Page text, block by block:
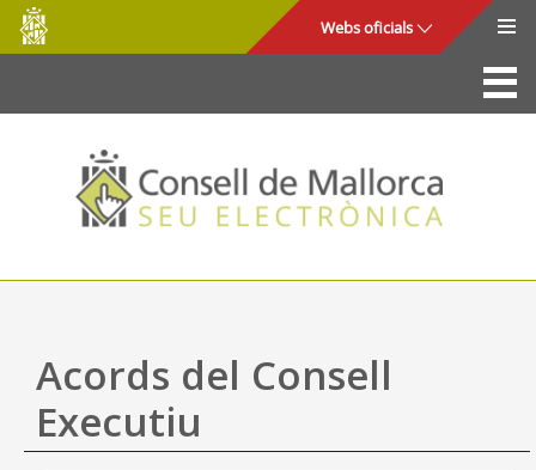
Salta al contingut principal
Consell
de
Mallorca
Webs oficials
La Seu
Consell de Mallorca
Accés i seguretat
Utilitats
Ajuda
Acords del Consell
Executiu